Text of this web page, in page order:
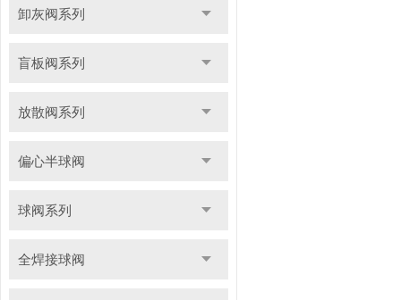
卸灰阀系列
盲板阀系列
放散阀系列
偏心半球阀
球阀系列
全焊接球阀